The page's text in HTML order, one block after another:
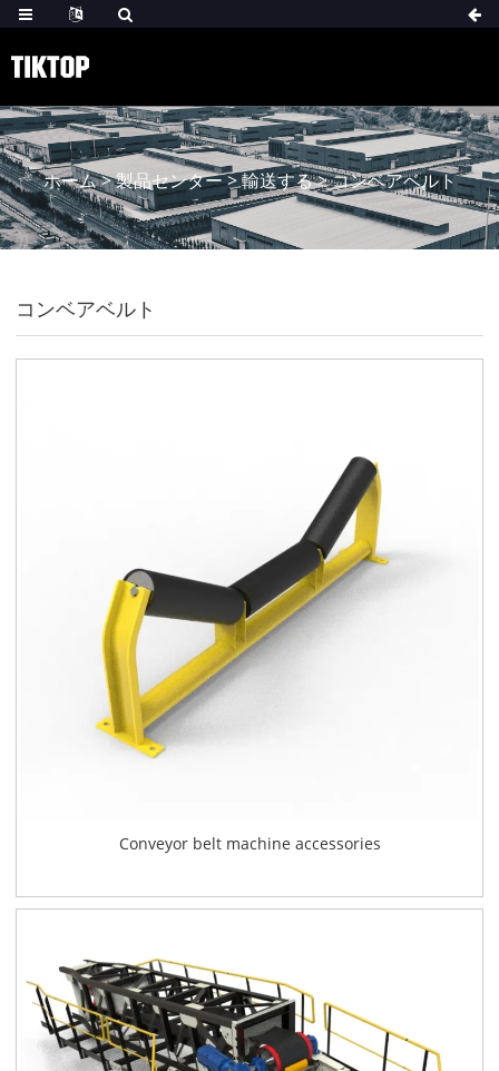
ホーム>製品センター>輸送する>コンベアベルト
コンベアベルト
Conveyor belt machine accessories